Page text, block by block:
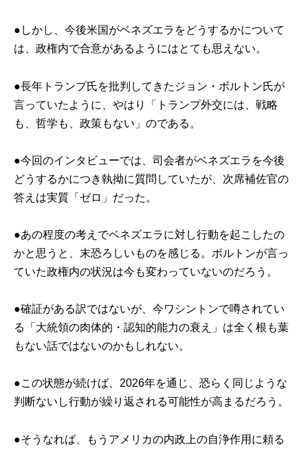
●しかし、今後米国がベネズエラをどうするかについて
は、政権内で合意があるようにはとても思えない。
●長年トランプ氏を批判してきたジョン・ボルトン氏が
言っていたように、やはり「トランプ外交には、戦略
も、哲学も、政策もない」のである。
●今回のインタビューでは、司会者がベネズエラを今後
どうするかにつき執拗に質問していたが、次席補佐官の
答えは実質「ゼロ」だった。
●あの程度の考えでベネズエラに対し行動を起こしたの
かと思うと、末恐ろしいものを感じる。ボルトンが言っ
ていた政権内の状況は今も変わっていないのだろう。
●確証がある訳ではないが、今ワシントンで噂されてい
る「大統領の肉体的・認知的能力の衰え」は全く根も葉
もない話ではないのかもしれない。
●この状態が続けば、2026年を通じ、恐らく同じような
判断ないし行動が繰り返される可能性が高まるだろう。
●そうなれば、もうアメリカの内政上の自浄作用に頼る